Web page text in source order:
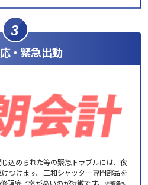
3
・緊急出動
込められた等の緊急トラブルには、夜
つけます。三和シャッター専門部品を
理完了率が高いのが特徴です。